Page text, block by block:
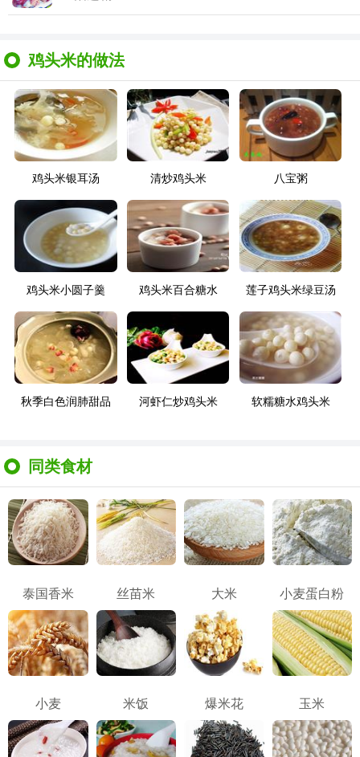
鸡头米的做法
鸡头米银耳汤 清炒鸡头米 八宝粥
鸡头米小圆子羹 鸡头米百合糖水 莲子鸡头米绿豆汤
秋季白色润肺甜品 河虾仁炒鸡头米 软糯糖水鸡头米
同类食材
泰国香米 丝苗米 大米 小麦蛋白粉
小麦 米饭 爆米花 玉米